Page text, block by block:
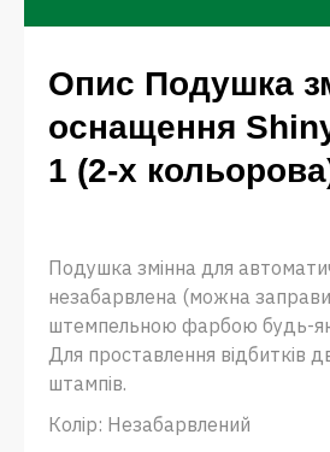
Опис Подушка
оснащення
1 (2-х
Подушка змінна для
незабарвлена ​​(можна
штемпельною фарбою будь-
Для проставлення відбитків
штампів.
Колір: Незабарвлений